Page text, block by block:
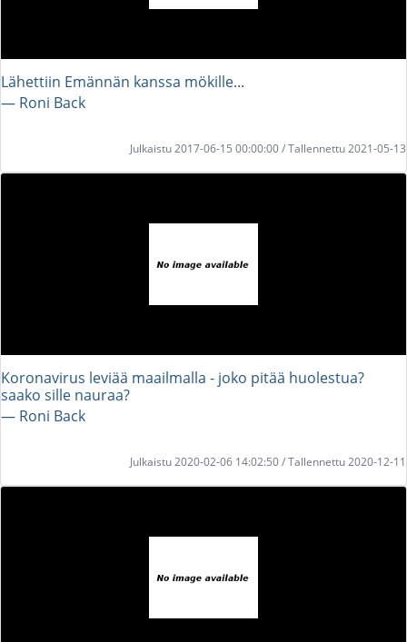
Lähettiin Emännän kanssa mökille...
― Roni Back
Julkaistu 2017-06-15 00:00:00 / Tallennettu 2021-05-13
Koronavirus leviää maailmalla - joko pitää huolestua?
saako sille nauraa?
― Roni Back
Julkaistu 2020-02-06 14:02:50 / Tallennettu 2020-12-11